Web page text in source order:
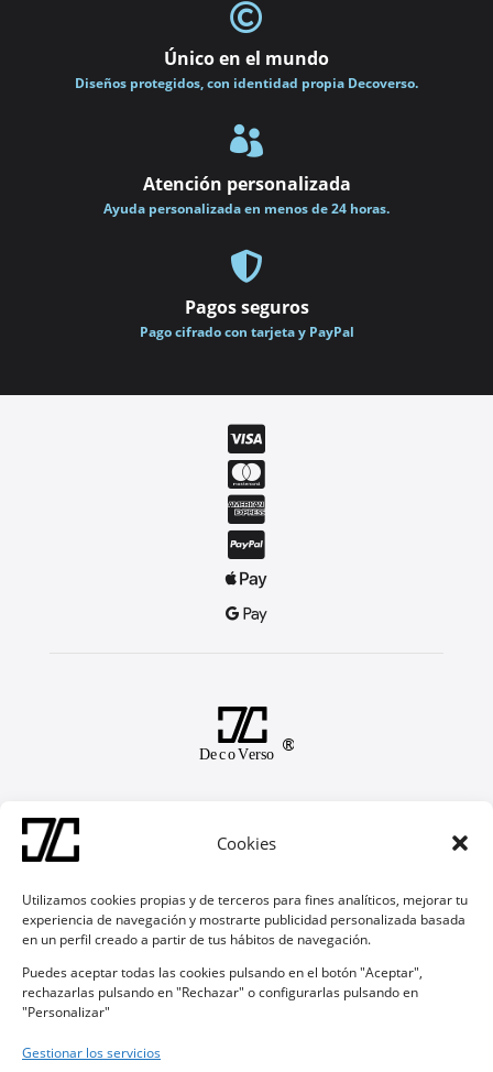
Cookies
Utilizamos cookies propias y de terceros para fines analíticos, mejorar tu
experiencia de navegación y mostrarte publicidad personalizada basada
en un perfil creado a partir de tus hábitos de navegación.
Puedes aceptar todas las cookies pulsando en el botón "Aceptar",
rechazarlas pulsando en "Rechazar" o configurarlas pulsando en
"Personalizar"
Gestionar los servicios

Único en el mundo
Diseños protegidos, con identidad propia Decoverso.

Atención personalizada
Ayuda personalizada en menos de 24 horas.

Pagos seguros
Pago cifrado con tarjeta y PayPal






Contacto
Devoluciones y Garantías
